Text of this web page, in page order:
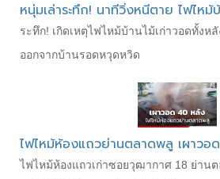
หนุ่มเล่าระทึก! นาทีวิ่งหนีตาย ไฟไหม้
ระทึก! เกิดเหตุไฟไหม้บ้านไม้เก่าวอดทั้งห
ออกจากบ้านรอดหวุดหวิด
ไฟไหม้ห้องแถวย่านตลาดพลู เผาวอ
ไฟไหม้ห้องแถวเก่าซอยวุฒากาศ 18 ย่าน